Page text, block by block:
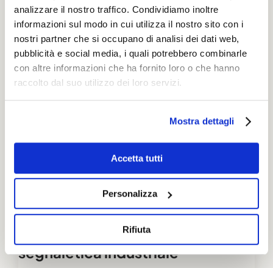
analizzare il nostro traffico. Condividiamo inoltre
informazioni sul modo in cui utilizza il nostro sito con i
nostri partner che si occupano di analisi dei dati web,
pubblicità e social media, i quali potrebbero combinarle
con altre informazioni che ha fornito loro o che hanno
raccolto dal suo utilizzo dei loro servizi.
Mostra dettagli
Accetta tutti
Personalizza
Rifiuta
Controllo qualità e conformità
colorimetrica
Verificare la conformità colorimetrica richiede
strumentazione calibrata: spettrofotometri
documentando oggettivamente il rispetto degli
precisione tecnica distingue i fornitori
specializzati dai produttori generici di
cartellonistica.
Applicazioni pratiche nella
segnaletica industriale